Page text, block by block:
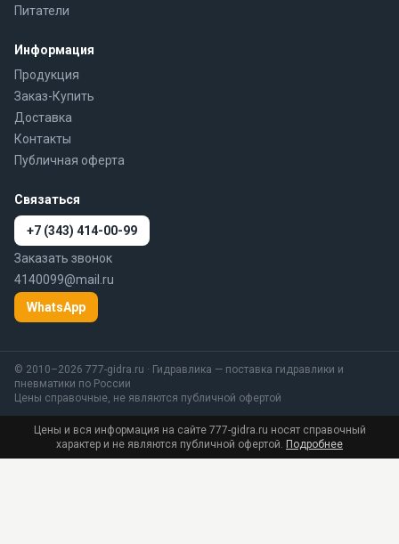
Питатели
Информация
Продукция
Заказ-Купить
Доставка
Контакты
Публичная оферта
Связаться
+7 (343) 414-00-99
Заказать звонок
4140099@mail.ru
WhatsApp
© 2010–2026 777-gidra.ru · Гидравлика — поставка гидравлики и
пневматики по России
Цены справочные, не являются публичной офертой
Цены и вся информация на сайте 777-gidra.ru носят справочный
характер и не являются публичной офертой. Подробнее